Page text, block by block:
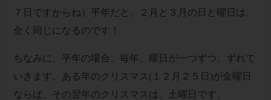
７日ですからね）平年だと、２月と３月の日と曜日は、
全く同じになるのです！
ちなみに、平年の場合、毎年、曜日が一つずつ、ずれて
いきます。ある年のクリスマス(１２月２５日)が金曜日
ならば、その翌年のクリスマスは、土曜日です。